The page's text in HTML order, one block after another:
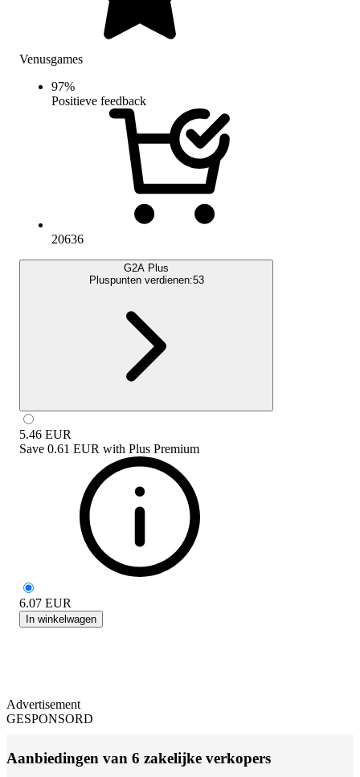
Venusgames
97%
Positieve feedback
20636
G2A Plus
Pluspunten verdienen:53
5.46 EUR
Save 0.61 EUR with Plus Premium
6.07 EUR
In winkelwagen
Advertisement
GESPONSORD
Aanbiedingen van 6 zakelijke verkopers